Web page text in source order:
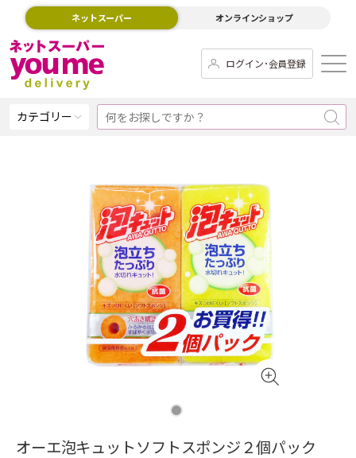
ネットスーパー オンラインショップ
ログイン･会員登録
カテゴリー
オーエ泡キュットソフトスポンジ２個パック